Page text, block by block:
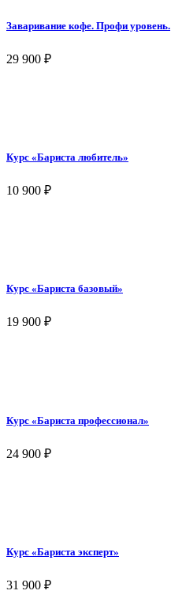
Заваривание кофе. Профи уровень.
29 900 ₽
Курс «Бариста любитель»
10 900 ₽
Курс «Бариста базовый»
19 900 ₽
Курс «Бариста профессионал»
24 900 ₽
Курс «Бариста эксперт»
31 900 ₽